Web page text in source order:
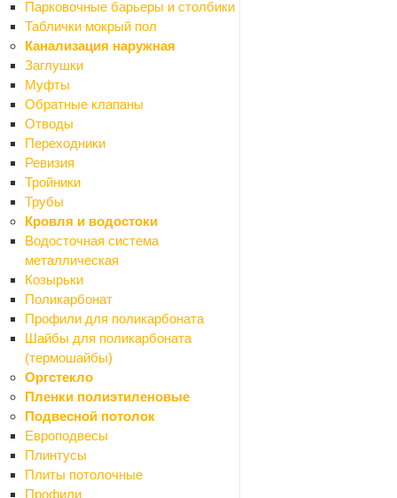
Парковочные барьеры и столбики
Таблички мокрый пол
Канализация наружная
Заглушки
Муфты
Обратные клапаны
Отводы
Переходники
Ревизия
Тройники
Трубы
Кровля и водостоки
Водосточная система
металлическая
Козырьки
Поликарбонат
Профили для поликарбоната
Шайбы для поликарбоната
(термошайбы)
Оргстекло
Пленки полиэтиленовые
Подвесной потолок
Европодвесы
Плинтусы
Плиты потолочные
Профили
Consul2
Corso8
Creavit1
Diadonna
DOGUS
Dr.Gans31
Dreja2
Electrolux1
Erlit5
FABIA10
Fashun
Frap79
G.lauf2
Geberit1
Gerdamix
GFfrank1
GFmark 120
Golden Fox2
Gota Rocio15
GRACE1
Grohe41
Haiba14
Iddis151
ITAP1
JIKA10